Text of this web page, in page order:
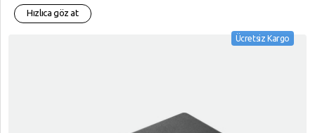
Hızlıca göz at
Ücretsiz Kargo